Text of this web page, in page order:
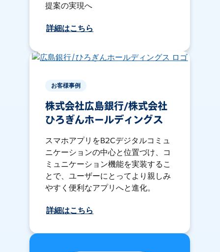
提案の実現へ
詳細はこちら
お客様事例
株式会社広島銀行/株式会社
ひろぎんホールディングス
スマホアプリをB2Cデジタルコミュ
ニケーションの中心と位置づけ、コ
ミュニケーション機能を実装するこ
とで、ユーザーにとってより親しみ
やすく便利なアプリへと進化。
詳細はこちら